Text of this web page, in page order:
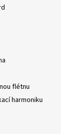
flétnu
harmoniku